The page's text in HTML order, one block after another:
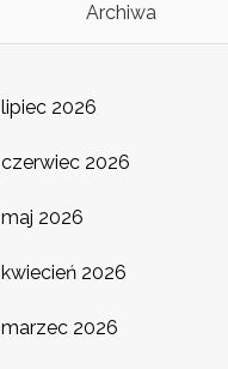
Archiwa
lipiec 2026
czerwiec 2026
maj 2026
kwiecień 2026
marzec 2026